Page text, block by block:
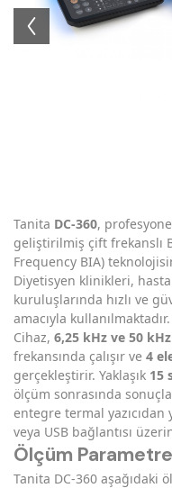
Tanita DC-360,
geliştirilmiş çift frekanslı
Frequency BIA)
Diyetisyen klinikleri,
kuruluşlarında hızlı ve
amacıyla kullanılmaktadır.
Cihaz, 6,25 kHz ve 50 kHz
frekansında çalışır ve 4
gerçekleştirir. Yaklaşık 15
ölçüm sonrasında
entegre termal yazıcıdan
veya USB bağlantısı
Ölçüm
Tanita DC-360